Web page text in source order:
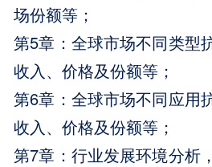
场份额等；
第5章：全球市场不同类型
收入、价格及份额等；
第6章：全球市场不同应用
收入、价格及份额等；
第7章：行业发展环境分析